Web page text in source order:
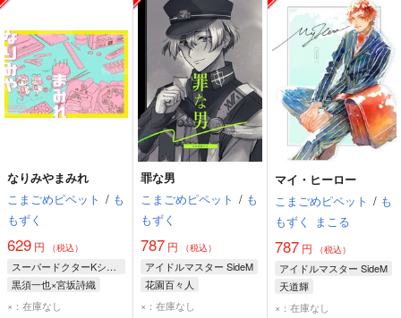
なりみやまみれ
こまごめピペット / も
もずく
629 円 （税込）
スーパードクターKシリーズ
黒須一也×宮坂詩織
黒須一也
×：在庫なし
罪な男
こまごめピペット / も
もずく
787 円 （税込）
アイドルマスター SideM
花園百々人
×：在庫なし
マイ・ヒーロー
こまごめピペット / も
もずく
まこる
787円 （税込）
アイドルマスター SideM
天道輝
×：在庫なし